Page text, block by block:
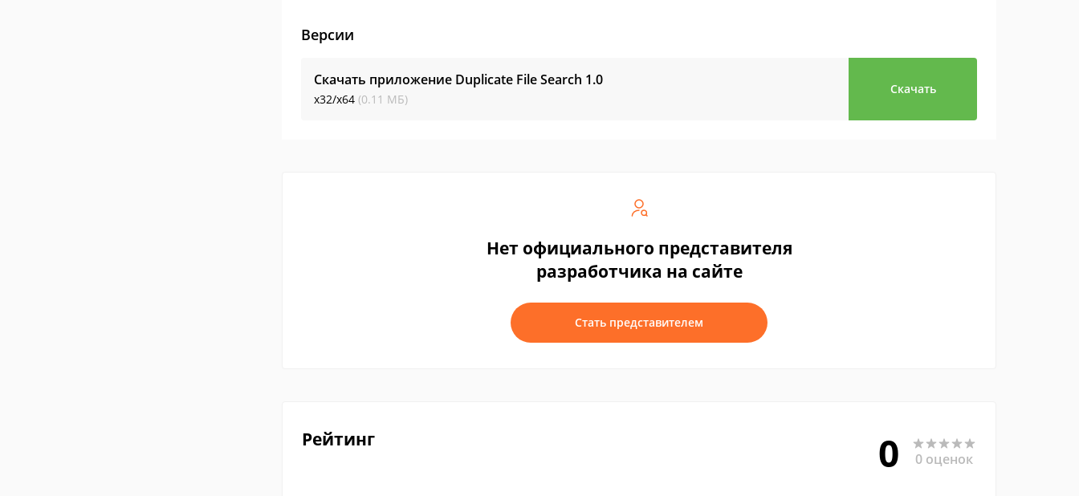
Версии
Скачать приложение Duplicate File Search 1.0
x32/x64 (0.11 МБ)
Скачать
Нет официального представителя
разработчика на сайте
Стать представителем
Рейтинг 0 0 оценок